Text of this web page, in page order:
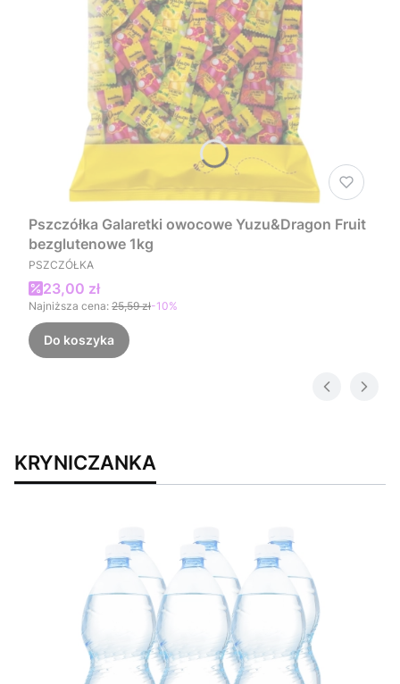
Pszczółka Galaretki owocowe Yuzu&Dragon Fruit
bezglutenowe 1kg
PRODUCENT
PSZCZÓŁKA
Cena promocyjna
23,00 zł
Najniższa cena: 25,59 zł-10%
Do koszyka
KRYNICZANKA